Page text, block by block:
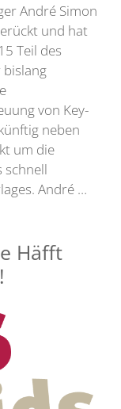
André Simon
und hat
Teil des
von Key-
neben
um die
schnell
André …
Häfft